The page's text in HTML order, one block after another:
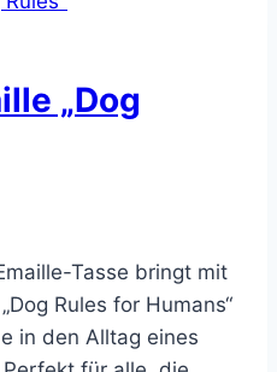
„Dog
Tasse bringt mit
Rules for Humans“
in den Alltag eines